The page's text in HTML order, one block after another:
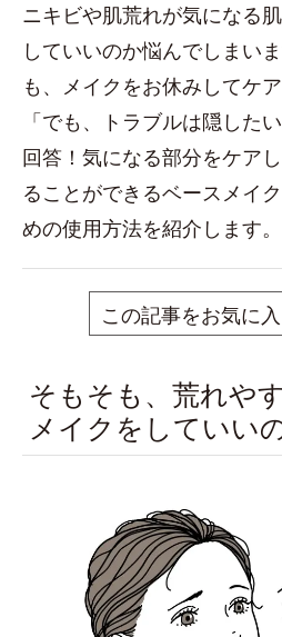
ニキビや肌荒れが気になる
していいのか悩んでしまい
も、メイクをお休みしてケ
「でも、トラブルは隠した
回答！気になる部分をケア
ることができるベースメイ
めの使用方法を紹介します。
この記事をお気に
そもそも、荒れや
メイクをしていい